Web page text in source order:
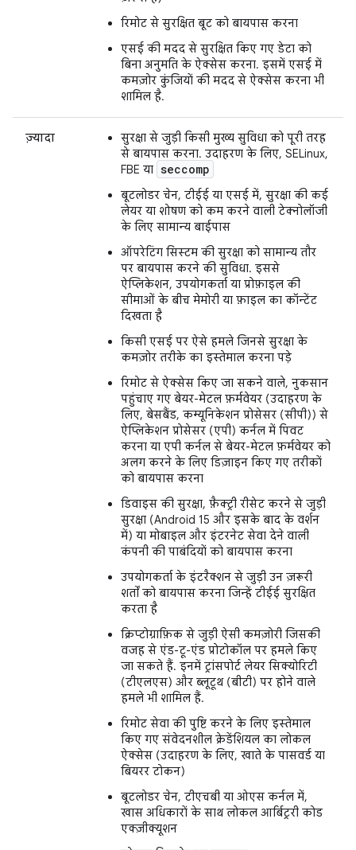
रिमोट से सुरक्षित बूट को बायपास करना
एसई की मदद से सुरक्षित किए गए डेटा को
बिना अनुमति के ऐक्सेस करना. इसमें एसई में
कमज़ोर कुंजियों की मदद से ऐक्सेस करना भी
शामिल है.
ज़्यादा
सुरक्षा से जुड़ी किसी मुख्य सुविधा को पूरी तरह
से बायपास करना. उदाहरण के लिए, SELinux,
FBE या seccomp
बूटलोडर चेन, टीईई या एसई में, सुरक्षा की कई
लेयर या शोषण को कम करने वाली टेक्नोलॉजी
के लिए सामान्य बाईपास
ऑपरेटिंग सिस्टम की सुरक्षा को सामान्य तौर
पर बायपास करने की सुविधा. इससे
ऐप्लिकेशन, उपयोगकर्ता या प्रोफ़ाइल की
सीमाओं के बीच मेमोरी या फ़ाइल का कॉन्टेंट
दिखता है
किसी एसई पर ऐसे हमले जिनसे सुरक्षा के
कमज़ोर तरीके का इस्तेमाल करना पड़े
रिमोट से ऐक्सेस किए जा सकने वाले, नुकसान
पहुंचाए गए बेयर-मेटल फ़र्मवेयर (उदाहरण के
लिए, बेसबैंड, कम्यूनिकेशन प्रोसेसर (सीपी)) से
ऐप्लिकेशन प्रोसेसर (एपी) कर्नल में पिवट
करना या एपी कर्नल से बेयर-मेटल फ़र्मवेयर को
अलग करने के लिए डिज़ाइन किए गए तरीकों
को बायपास करना
डिवाइस की सुरक्षा, फ़ैक्ट्री रीसेट करने से जुड़ी
सुरक्षा (Android 15 और इसके बाद के वर्शन
में) या मोबाइल और इंटरनेट सेवा देने वाली
कंपनी की पाबंदियों को बायपास करना
उपयोगकर्ता के इंटरैक्शन से जुड़ी उन ज़रूरी
शर्तों को बायपास करना जिन्हें टीईई सुरक्षित
करता है
क्रिप्टोग्राफ़िक से जुड़ी ऐसी कमज़ोरी जिसकी
वजह से एंड-टू-एंड प्रोटोकॉल पर हमले किए
जा सकते हैं. इनमें ट्रांसपोर्ट लेयर सिक्योरिटी
(टीएलएस) और ब्लूटूथ (बीटी) पर होने वाले
हमले भी शामिल हैं.
रिमोट सेवा की पुष्टि करने के लिए इस्तेमाल
किए गए संवेदनशील क्रेडेंशियल का लोकल
ऐक्सेस (उदाहरण के लिए, खाते के पासवर्ड या
बियरर टोकन)
बूटलोडर चेन, टीएचबी या ओएस कर्नल में,
खास अधिकारों के साथ लोकल आर्बिट्ररी कोड
एक्ज़ीक्यूशन